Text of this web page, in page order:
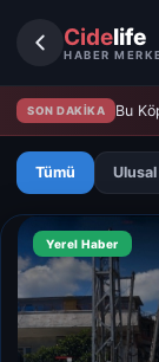
Cidelife
HABER
SON DAKİKA Bu
Tümü
Yerel Haber